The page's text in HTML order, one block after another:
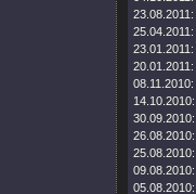
23.08.2011:
25.04.2011:
23.01.2011:
20.01.2011:
08.11.2010:
14.10.2010:
30.09.2010:
26.08.2010:
25.08.2010:
09.08.2010:
05.08.2010: